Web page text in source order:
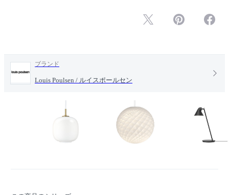
ブランド
Louis Poulsen / ルイスポールセン